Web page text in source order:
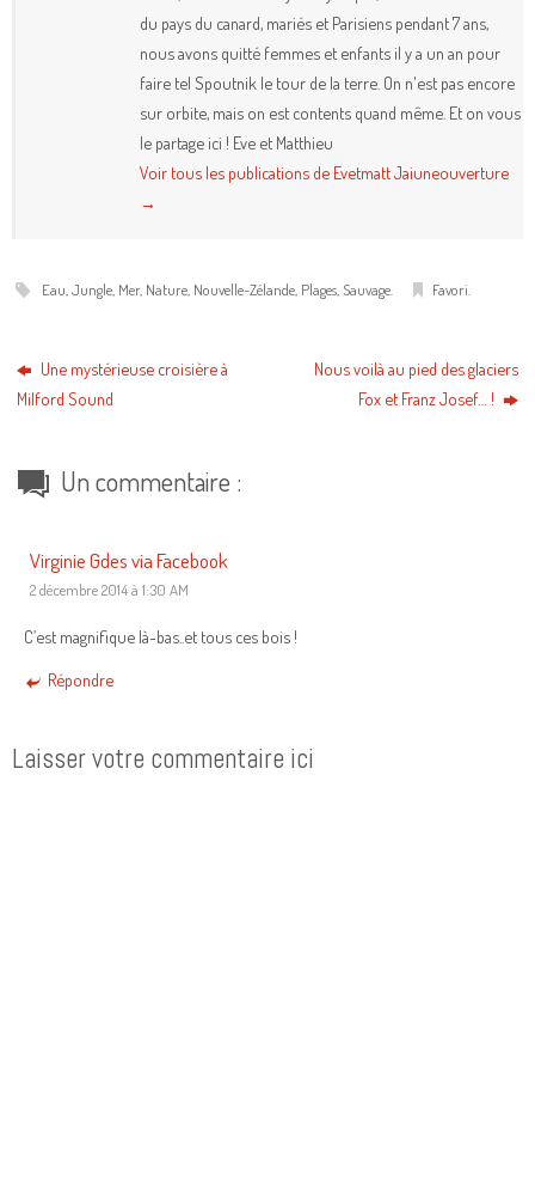
du pays du canard, mariés et Parisiens pendant 7 ans,
nous avons quitté femmes et enfants il y a un an pour
faire tel Spoutnik le tour de la terre. On n'est pas encore
sur orbite, mais on est contents quand même. Et on vous
le partage ici ! Eve et Matthieu
Voir tous les publications de Evetmatt Jaiuneouverture
→
Eau,Jungle, Mer, Nature, Nouvelle-Zélande, Plages, Sauvage. Favori.
Une mystérieuse croisière à
Milford Sound
Nous voilà au pied des glaciers
Fox et Franz Josef… !
Un commentaire :
Virginie Gdes via Facebook
2 décembre 2014 à 1:30 AM
C’est magnifique là-bas..et tous ces bois !
Répondre
Laisser votre commentaire ici